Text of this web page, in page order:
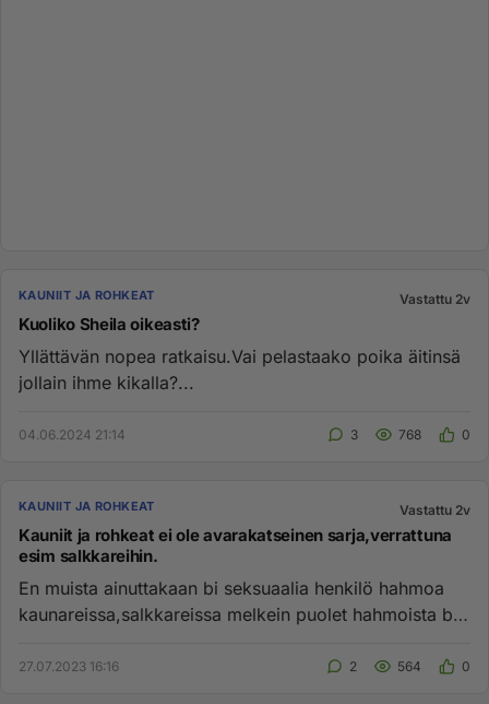
KAUNIIT JA ROHKEAT Vastattu 2v
Kuoliko Sheila oikeasti?
Yllättävän nopea ratkaisu.Vai pelastaako poika äitinsä
jollain ihme kikalla?...
04.06.2024 21:14 3 768 0
KAUNIIT JA ROHKEAT Vastattu 2v
Kauniit ja rohkeat ei ole avarakatseinen sarja,verrattuna
esim salkkareihin.
En muista ainuttakaan bi seksuaalia henkilö hahmoa
kaunareissa,salkkareissa melkein puolet hahmoista bi
27.07.2023 16:16 2 564 0